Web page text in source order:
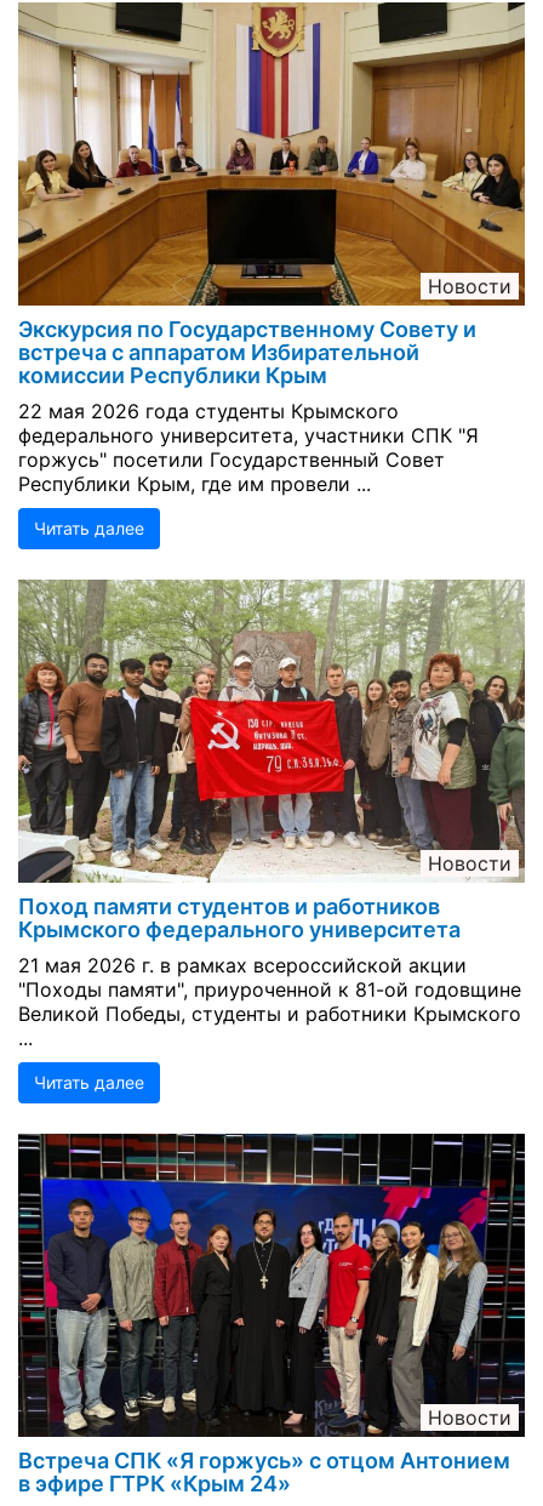
Новости
Экскурсия по Государственному Совету и
встреча с аппаратом Избирательной
комиссии Республики Крым
22 мая 2026 года студенты Крымского
федерального университета, участники СПК "Я
горжусь" посетили Государственный Совет
Республики Крым, где им провели ...
Читать далее
Новости
Поход памяти студентов и работников
Крымского федерального университета
21 мая 2026 г. в рамках всероссийской акции
"Походы памяти", приуроченной к 81-ой годовщине
Великой Победы, студенты и работники Крымского
...
Читать далее
Новости
Встреча СПК «Я горжусь» с отцом Антонием
в эфире ГТРК «Крым 24»